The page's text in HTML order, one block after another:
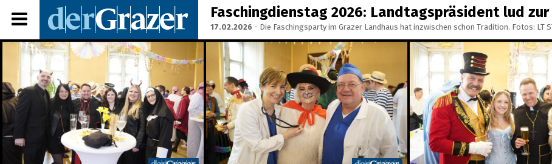
Faschingdienstag 2026: Landtagspräsident lud
17.02.2026 - Die Faschingsparty im Grazer Landhaus hat inzwischen schon Tradition. Fotos: LT
Share Album:
ANMELDEN
IMPRESSUM